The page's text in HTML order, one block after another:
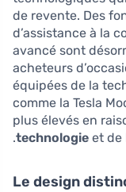
de revente. Des
d’assistance à la
avancé sont
acheteurs
équipées de la
comme la Tesla
plus élevés en
technologie et de